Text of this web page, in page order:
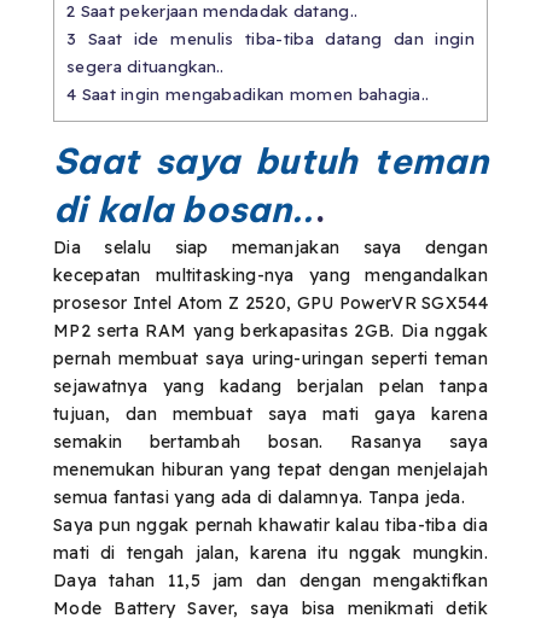
2 Saat pekerjaan mendadak datang..
3 Saat ide menulis tiba-tiba datang dan ingin
segera dituangkan..
4 Saat ingin mengabadikan momen bahagia..
Saat saya butuh teman
di kala bosan...
Dia selalu siap memanjakan saya dengan
kecepatan multitasking-nya yang mengandalkan
prosesor Intel Atom Z 2520, GPU PowerVR SGX544
MP2 serta RAM yang berkapasitas 2GB. Dia nggak
pernah membuat saya uring-uringan seperti teman
sejawatnya yang kadang berjalan pelan tanpa
tujuan, dan membuat saya mati gaya karena
semakin bertambah bosan. Rasanya saya
menemukan hiburan yang tepat dengan menjelajah
semua fantasi yang ada di dalamnya. Tanpa jeda.
Saya pun nggak pernah khawatir kalau tiba-tiba dia
mati di tengah jalan, karena itu nggak mungkin.
Daya tahan 11,5 jam dan dengan mengaktifkan
Mode Battery Saver, saya bisa menikmati detik